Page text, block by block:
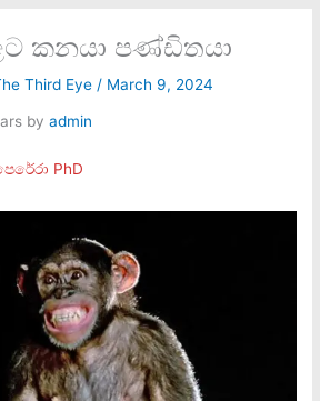
කනයා පණ්ඩිතයා
Third Eye / March 9, 2024
byadmin
PhD